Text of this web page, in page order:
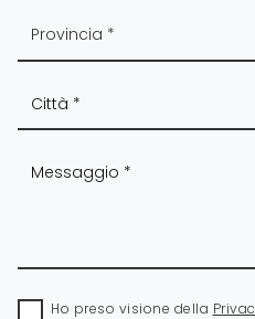
Ho preso visione della